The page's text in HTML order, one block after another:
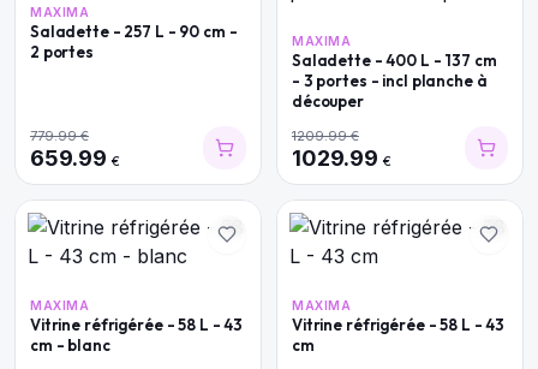
MAXIMA
Saladette - 257 L - 90 cm -
2 portes
779.99€
659.99 €
MAXIMA
Saladette - 400 L - 137 cm
- 3 portes - incl planche à
découper
1209.99€
1029.99 €
MAXIMA
Vitrine réfrigérée - 58 L - 43
cm - blanc
MAXIMA
Vitrine réfrigérée - 58 L - 43
cm